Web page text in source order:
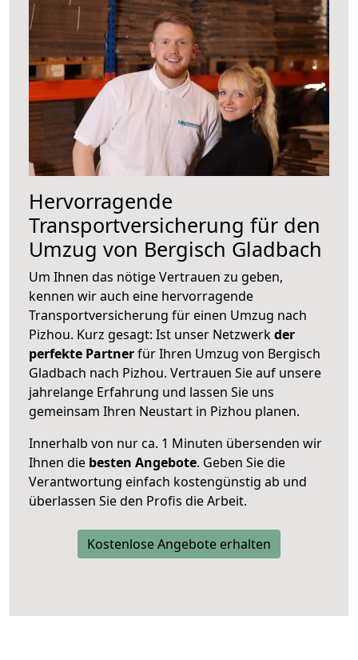
Hervorragende
Transportversicherung für den
Umzug von Bergisch Gladbach
Um Ihnen das nötige Vertrauen zu geben,
kennen wir auch eine hervorragende
Transportversicherung für einen Umzug nach
Pizhou. Kurz gesagt: Ist unser Netzwerkder
perfekte Partnerfür Ihren Umzug von Bergisch
Gladbach nach Pizhou. Vertrauen Sie auf unsere
jahrelange Erfahrung und lassen Sie uns
gemeinsam Ihren Neustart in Pizhou planen.
Innerhalb von nur ca. 1 Minuten übersenden wir
Ihnen die besten Angebote. Geben Sie die
Verantwortung einfach kostengünstig ab und
überlassen Sie den Profis die Arbeit.
Kostenlose Angebote erhalten